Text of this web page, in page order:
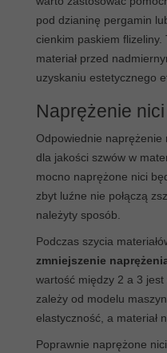
pod dzianinę pergamin
cienkim paskiem flizeliny.
materiał przed
uzyskaniu estetycznego
Naprężenie
Odpowiednie naprężenie
dla jakości szwów w
mocno naprężone nici
zbyt luźne nie połączą
należyty sposób.
Podczas szycia
zmniejszenie
wartość między 2 a 3
zależy od modelu
elastyczność, a materiał
Poprawnie naprężone